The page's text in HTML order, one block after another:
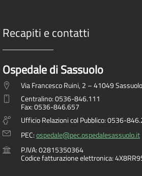
Recapiti e contatti
Ospedale di Sassuolo
Via Francesco Ruini, 2 – 41049
Centralino: 0536-846.111
Fax: 0536-846.657
Ufficio Relazioni col Pubblico: 0536-
PEC:ospedale@pec.ospedalesassuolo.it
P.IVA: 02815350364
Codice fatturazione elettronica: